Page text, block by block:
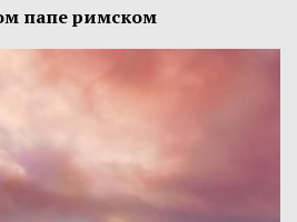
папе римском